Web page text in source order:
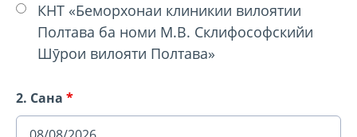
КНТ «Беморхонаи клиникии вилоятии
Полтава ба номи М.В. Склифософскийи
Шӯрои вилояти Полтава»
2. Сана *